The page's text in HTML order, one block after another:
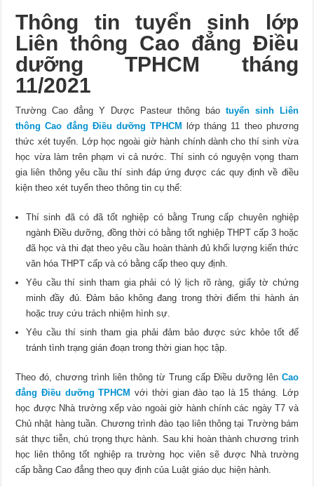
Thông tin tuyển sinh lớp
Liên thông Cao đẳng Điều
dưỡng TPHCM tháng
11/2021
Trường Cao đẳng Y Dược Pasteur thông báo tuyển sinh Liên
thông Cao đẳng Điều dưỡng TPHCM
lớp tháng 11 theo phương
thức xét tuyển. Lớp học ngoài giờ hành chính dành cho thí sinh vừa
học vừa làm trên phạm vi cả nước. Thí sinh có nguyện vọng tham
gia liên thông yêu cầu thí sinh đáp ứng được các quy định về điều
kiện theo xét tuyển theo thông tin cụ thể:
Thí sinh đã có đã tốt nghiệp có bằng Trung cấp chuyên nghiệp
ngành Điều dưỡng, đồng thời có bằng tốt nghiệp THPT cấp 3 hoặc
đã học và thi đạt theo yêu cầu hoàn thành đủ khối lượng kiến thức
văn hóa THPT cấp và có bằng cấp theo quy định.
Yêu cầu thí sinh tham gia phải có lý lịch rõ ràng, giấy tờ chứng
minh đầy đủ. Đảm bảo không đang trong thời điểm thi hành án
hoặc truy cứu trách nhiệm hình sự.
Yêu cầu thí sinh tham gia phải đảm bảo được sức khỏe tốt để
tránh tình trạng gián đoạn trong thời gian học tập.
Theo đó, chương trình liên thông từ Trung cấp Điều dưỡng lên Cao
đẳng Điều dưỡng TPHCM với thời gian đào tạo là 15 tháng. Lớp
học được Nhà trường xếp vào ngoài giờ hành chính các ngày T7 và
Chủ nhật hàng tuần. Chương trình đào tạo liên thông tại Trường bám
sát thực tiễn, chú trọng thực hành. Sau khi hoàn thành chương trình
học liên thông tốt nghiệp ra trường học viên sẽ được Nhà trường
cấp bằng Cao đẳng theo quy định của Luật giáo dục hiện hành.